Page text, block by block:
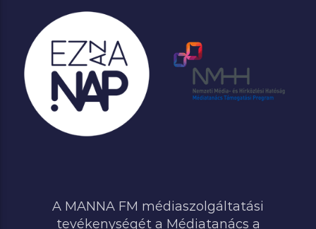
A MANNA FM médiaszolgáltatási
tevékenységét a Médiatanács a